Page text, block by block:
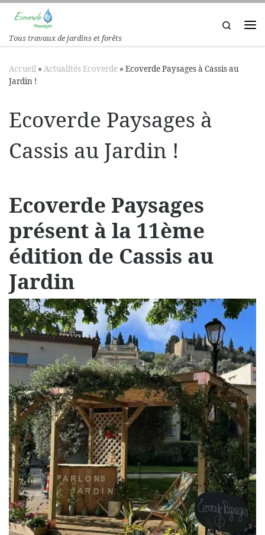
Passer au contenu
Tous travaux de jardins et forêts
Search
Accueil » Actualités Ecoverde » Ecoverde Paysages à Cassis au
Jardin !
Ecoverde Paysages à
Cassis au Jardin !
Ecoverde Paysages
présent à la 11ème
édition de Cassis au
Jardin